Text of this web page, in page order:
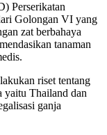
Perserikatan
Golongan VI yang
zat berbahaya
tanaman
riset tentang
yaitu Thailand dan
ganja